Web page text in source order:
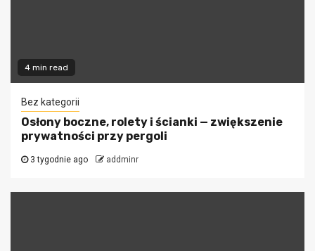
4 min read
Bez kategorii
Osłony boczne, rolety i ścianki — zwiększenie
prywatności przy pergoli
3 tygodnie ago addminr